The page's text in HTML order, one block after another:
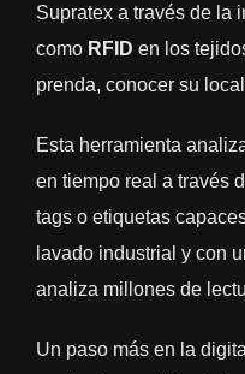
Supratex a través de la
como RFID en los
prenda, conocer su
Esta herramienta
en tiempo real a través
tags o etiquetas
lavado industrial y con
analiza millones de
Un paso más en la